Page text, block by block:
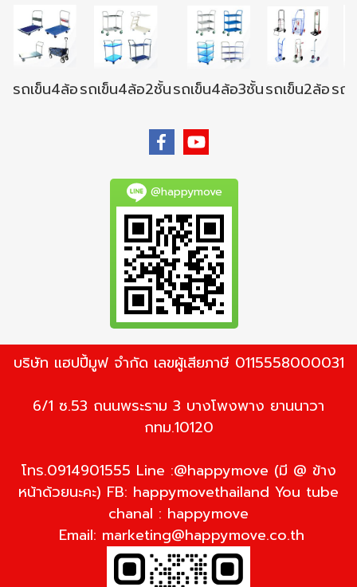
รถเข็น4ล้อรถเข็น4ล้อ2ชั้นรถเข็น4ล้อ3ชั้นรถเข็น2ล้อรถ
@happymove
บริษัท แฮปปี้มูฟ จำกัด เลขผู้เสียภาษี 0115558000031
6/1 ซ.53 ถนนพระราม 3 บางโพงพาง ยานนาวา
กทม.10120
โทร.0914901555 Line :@happymove (มี @ ข้าง
หน้าด้วยนะคะ) FB: happymovethailand You tube
chanal : happymove
Email: marketing@happymove.co.th